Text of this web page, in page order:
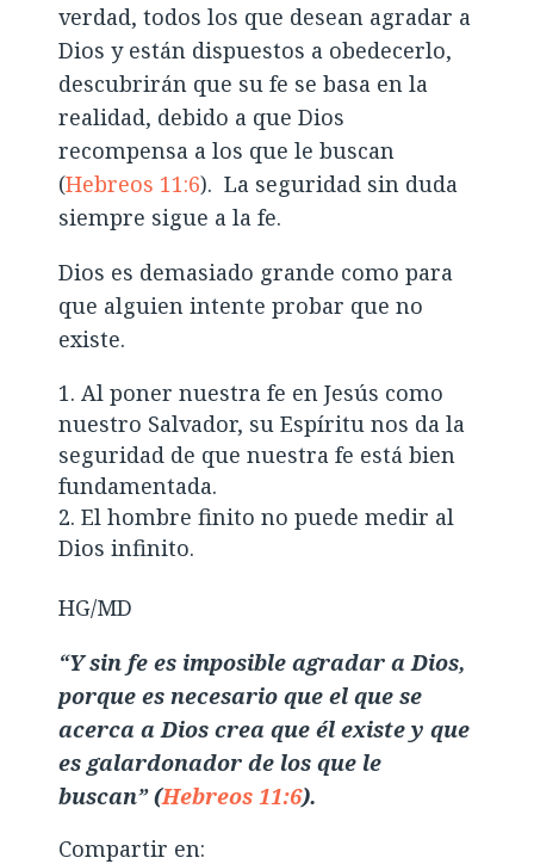
verdad, todos los que desean agradar a
Dios y están dispuestos a obedecerlo,
descubrirán que su fe se basa en la
realidad, debido a que Dios
recompensa a los que le buscan
(Hebreos 11:6). La seguridad sin duda
siempre sigue a la fe.
Dios es demasiado grande como para
que alguien intente probar que no
existe.
Al poner nuestra fe en Jesús como
nuestro Salvador, su Espíritu nos da la
seguridad de que nuestra fe está bien
fundamentada.
El hombre finito no puede medir al
Dios infinito.
HG/MD
“Y sin fe es imposible agradar a Dios,
porque es necesario que el que se
acerca a Dios crea que él existe y que
es galardonador de los que le
buscan” (Hebreos 11:6).
Compartir en: